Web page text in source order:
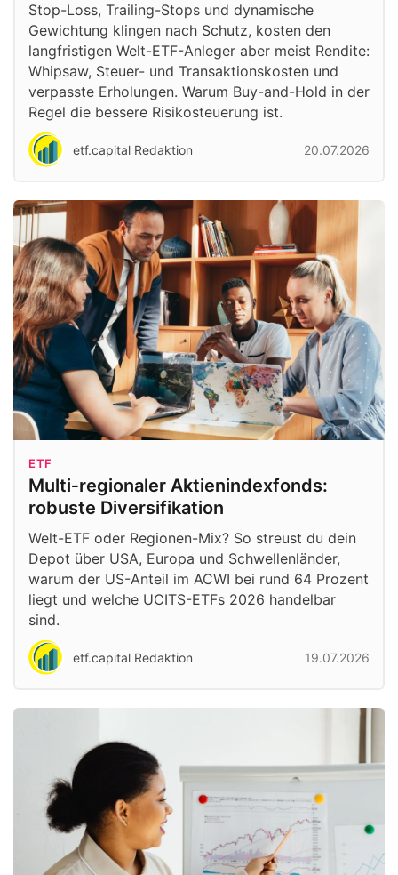
Stop-Loss, Trailing-Stops und dynamische
Gewichtung klingen nach Schutz, kosten den
langfristigen Welt-ETF-Anleger aber meist Rendite:
Whipsaw, Steuer- und Transaktionskosten und
verpasste Erholungen. Warum Buy-and-Hold in der
Regel die bessere Risikosteuerung ist.
etf.capital Redaktion 20.07.2026
ETF
Multi‑regionaler Aktienindexfonds:
robuste Diversifikation
Welt-ETF oder Regionen-Mix? So streust du dein
Depot über USA, Europa und Schwellenländer,
warum der US-Anteil im ACWI bei rund 64 Prozent
liegt und welche UCITS-ETFs 2026 handelbar
sind.
etf.capital Redaktion 19.07.2026